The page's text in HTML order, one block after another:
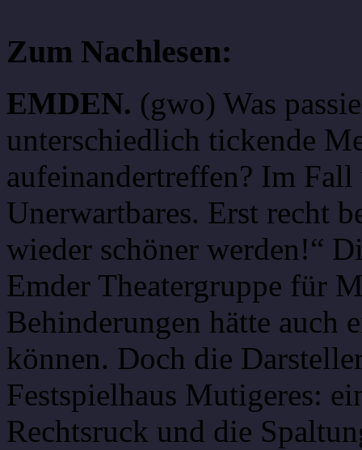
Zum Nachlesen:
EMDEN. (gwo) Was
unterschiedlich tickende
aufeinandertreffen? Im
Unerwartbares. Erst recht
wieder schöner werden!“
Emder Theatergruppe für
Behinderungen hätte auch
können. Doch die
Festspielhaus Mutigeres:
Rechtsruck und die